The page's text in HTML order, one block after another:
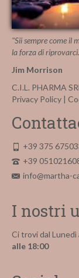
"Sii sempre come il
la forza di
Jim Morrison
C.I.L. PHARMA
Privacy Policy |
+39 375
+39
info@martha-
I nostri
Ci trovi dal Lunedì
alle 18:00